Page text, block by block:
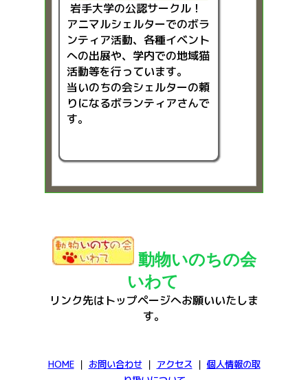
岩手大学の公認サークル！
アニマルシェルターでのボラ
ンティア活動、各種イベント
への出展や、学内での地域猫
活動等を行っています。
当いのちの会シェルターの頼
りになるボランティアさんで
す。
動物いのちの会
いわて
リンク先はトップページへお願いいたしま
す。
HOME｜ お問い合わせ｜ アクセス ｜ 個人情報の取